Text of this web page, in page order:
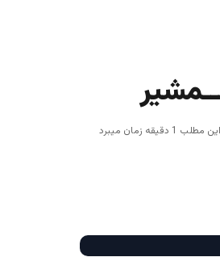
دقیقه زمان میبرد